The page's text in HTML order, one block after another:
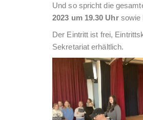
Und so spricht die
2023 um 19.30 Uhr sowie
Der Eintritt ist frei,
Sekretariat erhältlich.